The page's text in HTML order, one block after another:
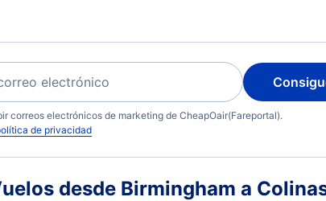
correos electrónicos de marketing de CheapOair(Fareportal).
de privacidad
desde Birmingham a